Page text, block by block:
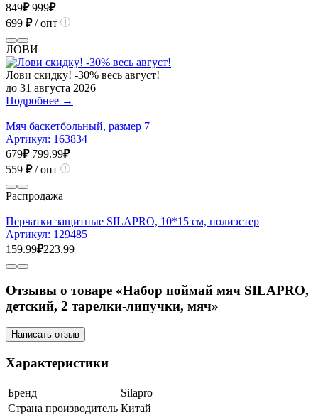
849₽ 999₽
699 ₽/ опт
ЛОВИ
Лови скидку! -30% весь август!
до 31 августа 2026
Подробнее →
Мяч баскетбольный, размер 7
Артикул: 163834
679₽ 799.99₽
559 ₽/ опт
Распродажа
Перчатки защитные SILAPRO, 10*15 см, полиэстер
Артикул: 129485
159.99₽223.99
Отзывы о товаре «Набор поймай мяч SILAPRO,
детский, 2 тарелки-липучки, мяч»
Написать отзыв
Характеристики
Бренд
Silapro
Страна производитель Китай